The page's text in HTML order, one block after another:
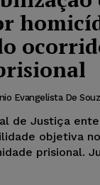
Evangelista De
de Justiça
objetiva
prisional.